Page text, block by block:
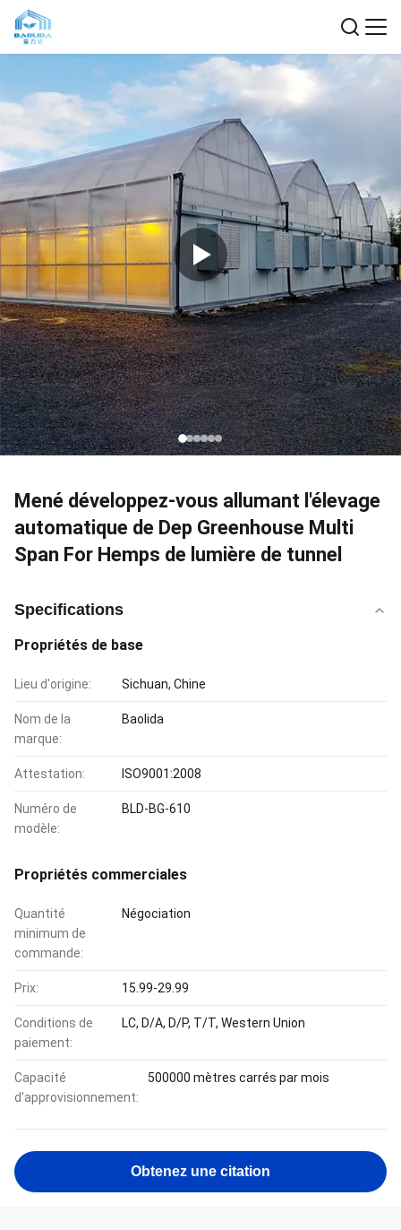
Mené développez-vous allumant l'élevage
automatique de Dep Greenhouse Multi
Span For Hemps de lumière de tunnel
Specifications
Propriétés de base
Lieu d'origine: Sichuan, Chine
Nom de la
marque:
Baolida
Attestation: ISO9001:2008
Numéro de
modèle:
BLD-BG-610
Propriétés commerciales
Quantité
minimum de
commande:
Négociation
Prix: 15.99-29.99
Conditions de
paiement:
LC, D/A, D/P, T/T, Western Union
Capacité
d'approvisionnement:
500000 mètres carrés par mois
Obtenez une citation